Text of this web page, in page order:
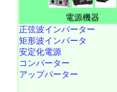
電源機器
正弦波インバーター
矩形波インバータ
安定化電源
コンバーター
アップバーター